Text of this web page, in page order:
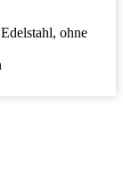
ohne